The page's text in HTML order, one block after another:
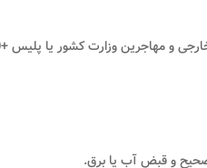
وزارت کشور یا پلیس +10 در زمان مقرر.
صحیح و قبض آب یا برق.